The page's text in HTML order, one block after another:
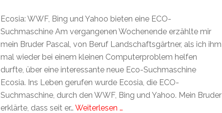
Ecosia: WWF, Bing und Yahoo bieten eine ECO-
Suchmaschine Am vergangenen Wochenende erzählte mir
mein Bruder Pascal, von Beruf Landschaftsgärtner, als ich ihm
mal wieder bei einem kleinen Computerproblem helfen
durfte, über eine interessante neue Eco-Suchmaschine
Ecosia. Ins Leben gerufen wurde Ecosia, die ECO-
Suchmaschine, durch den WWF, Bing und Yahoo. Mein Bruder
erklärte, dass seit er… Weiterlesen …